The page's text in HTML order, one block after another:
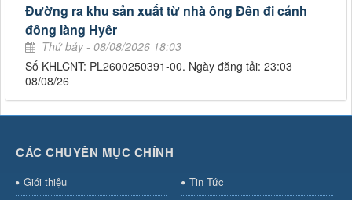
Đường ra khu sản xuất từ nhà ông Đên đi cánh
đồng làng Hyêr
Thứ bảy - 08/08/2026 18:03
Số KHLCNT: PL2600250391-00. Ngày đăng tải: 23:03
08/08/26
CÁC CHUYÊN MỤC CHÍNH
Giới thiệu
Tin Tức